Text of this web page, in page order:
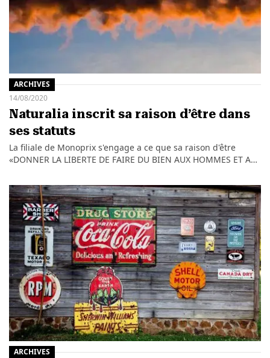
ARCHIVES
14/08/2020
Naturalia inscrit sa raison d’être dans
ses statuts
La filiale de Monoprix s'engage a ce que sa raison d'être
«DONNER LA LIBERTE DE FAIRE DU BIEN AUX HOMMES ET A…
ARCHIVES